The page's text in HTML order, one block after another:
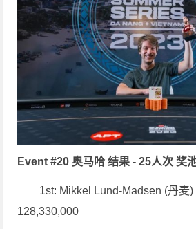
Event #20 奥马哈 结果 - 25人次 奖
1st: Mikkel Lund-Madsen (丹麦)
128,330,000